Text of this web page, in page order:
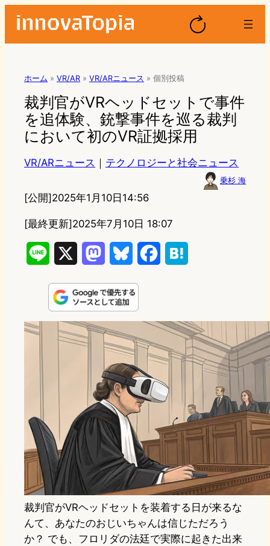
ホーム » VR/AR » VR/ARニュース » 個別投稿
裁判官がVRヘッドセットで事件
を追体験、銃撃事件を巡る裁判
において初のVR証拠採用
VR/ARニュース ｜ テクノロジーと社会ニュース
乗杉 海
[公開]2025年1月10日14:56
[最終更新]2025年7月10日 18:07
n
e
s
t
o
d
o
n
u
e
s
k
y
e
b
o
o
e
n
裁判官がVRヘッドセットを装着する日が来るな
んて、あなたのおじいちゃんは信じただろう
か？ でも、フロリダの法廷で実際に起きた出来